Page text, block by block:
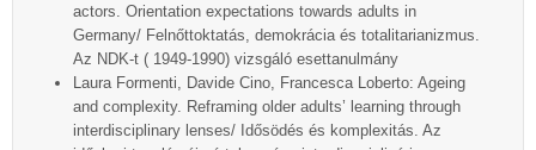
actors. Orientation expectations towards adults in
Germany/ Felnőttoktatás, demokrácia és totalitarianizmus.
Az NDK-t ( 1949-1990) vizsgáló esettanulmány
Laura Formenti, Davide Cino, Francesca Loberto: Ageing
and complexity. Reframing older adults’ learning through
interdisciplinary lenses/ Idősödés és komplexitás. Az